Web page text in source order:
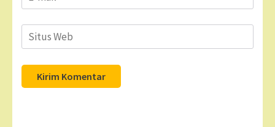
Situs
Web